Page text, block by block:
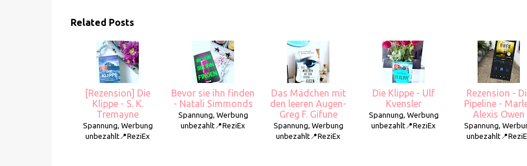
Related Posts
[Rezension] Die
Klippe - S. K.
Tremayne
Spannung, Werbung
unbezahlt📍ReziEx
Bevor sie ihn finden
- Natali Simmonds
Spannung, Werbung
unbezahlt📍ReziEx
Das Mädchen mit
den leeren Augen-
Greg F. Gifune
Spannung, Werbung
unbezahlt📍ReziEx
Die Klippe - Ulf
Kvensler
Spannung, Werbung
unbezahlt📍ReziEx
Rezension -
Pipeline -
Alexis Owen
Spannung,